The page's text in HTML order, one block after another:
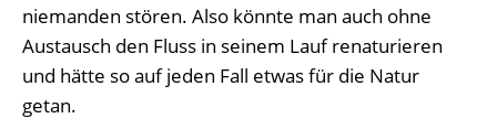
niemanden stören. Also könnte man auch ohne
Austausch den Fluss in seinem Lauf renaturieren
und hätte so auf jeden Fall etwas für die Natur
getan.